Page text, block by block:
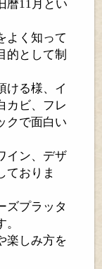
暦11 月とい
よく知って
的として制
ける様、イ
カビ、フレ
クで面白い
イン、デザ
ておりま
ズプラッタ
楽しみ方を